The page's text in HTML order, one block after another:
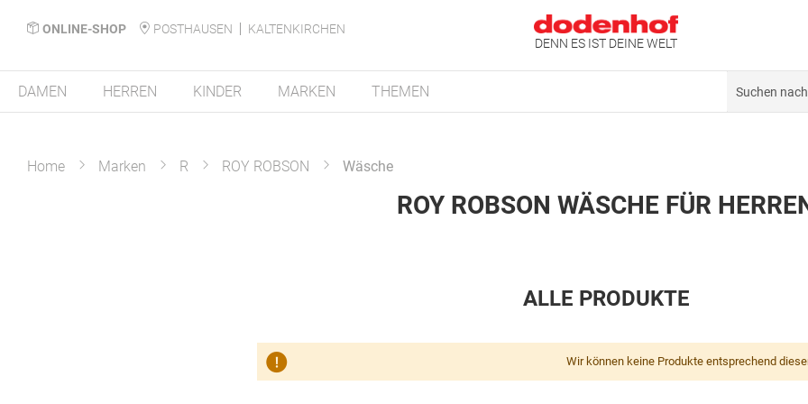
ONLINE-SHOP POSTHAUSEN
KALTENKIRCHEN
DENN ES IST DEINE WELT
DAMEN HERREN KINDER MARKEN THEMEN
Home Marken R ROY ROBSON Wäsche
ROY ROBSON WÄSCHE FÜR
ALLE PRODUKTE
Wir können keine Produkte entsprechend